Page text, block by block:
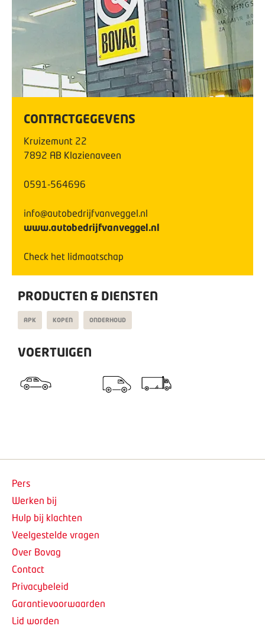
CONTACTGEGEVENS
Kruizemunt 22
7892 AB Klazienaveen
0591-564696
info@autobedrijfvanveggel.nl
www.autobedrijfvanveggel.nl
Check het lidmaatschap
PRODUCTEN & DIENSTEN
APK KOPEN ONDERHOUD
VOERTUIGEN
Pers
Werken bij
Hulp bij klachten
Veelgestelde vragen
Over Bovag
Contact
Privacybeleid
Garantievoorwaarden
Lid worden